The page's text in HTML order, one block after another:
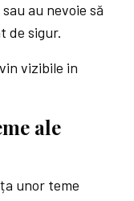
au nevoie să
de sigur.
vizibile in
ale
unor teme